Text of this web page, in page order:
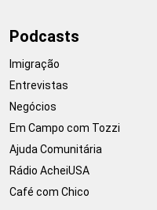
Podcasts
Imigração
Entrevistas
Negócios
Em Campo com Tozzi
Ajuda Comunitária
Rádio AcheiUSA
Café com Chico